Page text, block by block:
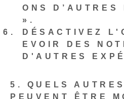
ONS D’AUTRES
».
DÉSACTIVEZ
EVOIR DES
D'AUTRES
5. QUELS
PEUVENT ÊTRE